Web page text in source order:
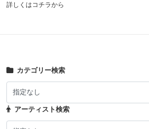
詳しくは コチラから
カテゴリー検索
アーティスト検索